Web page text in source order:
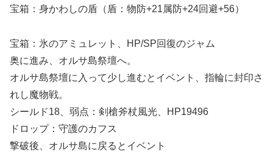
宝箱：身かわしの盾（盾：物防+21属防+24回避+56）
宝箱：氷のアミュレット、HP/SP回復のジャム
奥に進み、オルサ島祭壇へ。
オルサ島祭壇に入って少し進むとイベント、指輪に封印さ
れし魔物戦。
シールド18、弱点：剣槍斧杖風光、HP19496
ドロップ：守護のカフス
撃破後、オルサ島に戻るとイベント